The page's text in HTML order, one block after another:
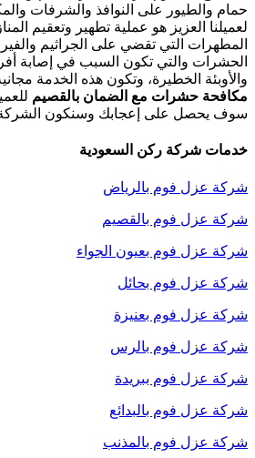
حمام والطيور على النوافذ والشرفات
لعميلنا العزيز هو عملية تطهير وتعقيم
المطهرات التي تقضي على الجراثيم
الحشرات والتي تكون السبب في إصابة
والأوبئة الخطيرة، وتكون هذه الخدمة
مكافحة حشرات مع الضمان بالقصيم
سوف يحصل على إعجابك وسنكون الشركة
خدمات شركة ركن السعودية
شركة عزل فوم بالرياض
شركة عزل فوم بالقصيم
شركة عزل فوم بعيون الجواء
شركة عزل فوم بحائل
شركة عزل فوم بعنيزة
شركة عزل فوم بالرس
شركة عزل فوم ببريدة
شركة عزل فوم بالبدائع
شركة عزل فوم بالمذنب